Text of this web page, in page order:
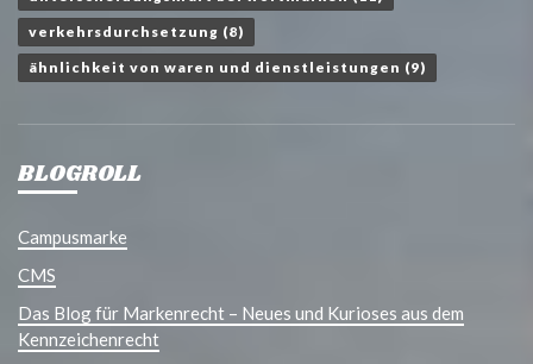
verkehrsdurchsetzung (8)
ähnlichkeit von waren und dienstleistungen (9)
BLOGROLL
Campusmarke
CMS
Das Blog für Markenrecht – Neues und Kurioses aus dem
Kennzeichenrecht